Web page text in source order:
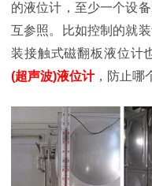
的液位计，至少一个设
互参照。比如控制的就
装接触式磁翻板液位计
(超声波)液位计，防止哪